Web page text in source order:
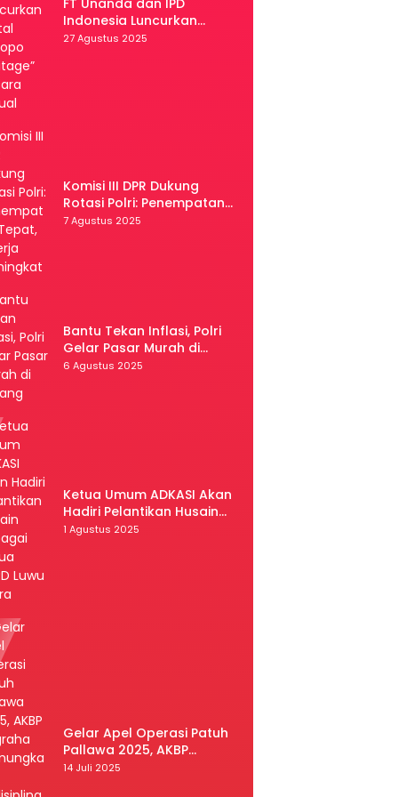
FT Unanda dan IPD
Indonesia Luncurkan
Portal “Palopo Heritage”
27 Agustus 2025
Komisi III DPR Dukung
Rotasi Polri: Penempatan
Tepat, Kinerja Meningkat
7 Agustus 2025
Bantu Tekan Inflasi, Polri
Gelar Pasar Murah di
Malang
6 Agustus 2025
Ketua Umum ADKASI Akan
Hadiri Pelantikan Husain
Sebagai Ketua DPRD Luwu
1 Agustus 2025
Gelar Apel Operasi Patuh
Pallawa 2025, AKBP
Nugraha Pamungkas:
14 Juli 2025